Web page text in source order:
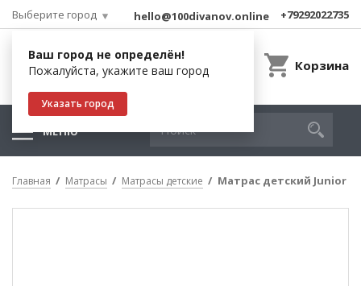
Выберите город
Ваш город не определён!
Пожалуйста, укажите ваш город
Указать город
hello@100divanov.online +79292022735
Корзина
МЕНЮ
Главная Матрасы Матрасы детские Матрас детский Junior